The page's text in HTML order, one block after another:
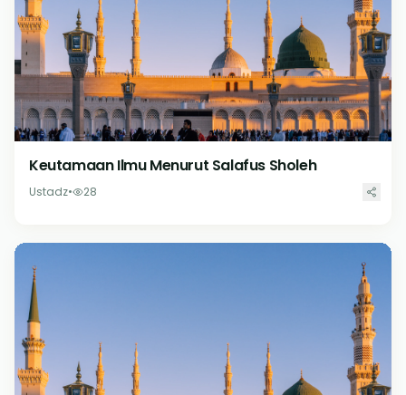
Keutamaan Ilmu Menurut Salafus Sholeh
Ustadz• 28